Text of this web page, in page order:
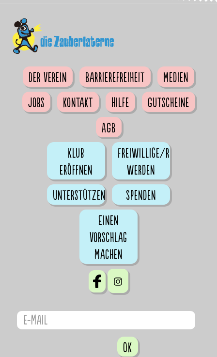
Der Verein Barrierefreiheit
Medien
Jobs
Kontakt Hilfe
Gutscheine
AGB
Klub
eröffnen
Freiwillige/r
werden
Unterstützen
Spenden
Einen
Vorschlag
machen
OK